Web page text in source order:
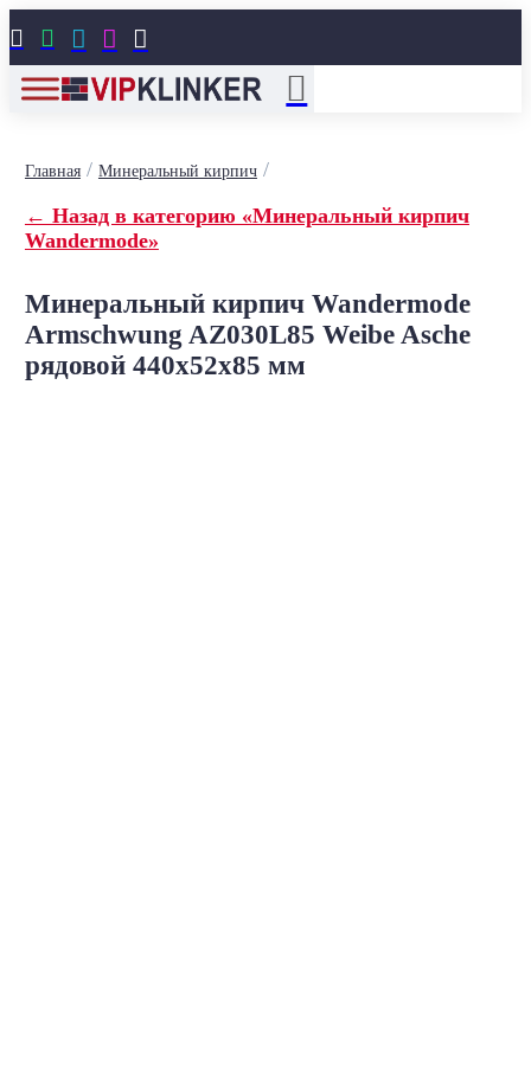
    
Главная/ Минеральный кирпич/
← Назад в категорию «Минеральный кирпич
Wandermode»
Минеральный кирпич Wandermode
Armschwung AZ030L85 Weibe Asche
рядовой 440x52x85 мм